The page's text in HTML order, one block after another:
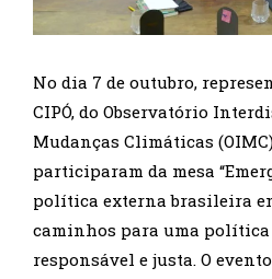
No dia 7 de outubro,
CIPÓ, do Observatório
Mudanças Climáticas
participaram da mesa
política externa brasileira
caminhos para uma
responsável e justa. O